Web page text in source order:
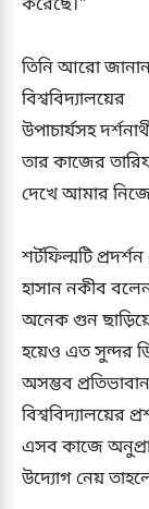
করেছে।"
তিনি আরো জানান,
বিশ্ববিদ্যালয়ের
উপাচার্যসহ
তার কাজের
দেখে আমার
শর্টফিল্মটি
হাসান নকীব
অনেক গুন ছাড়িয়ে
হয়েও এত সুন্দর
অসম্ভব
বিশ্ববিদ্যালয়ের
এসব কাজে
উদ্যোগ নেয়